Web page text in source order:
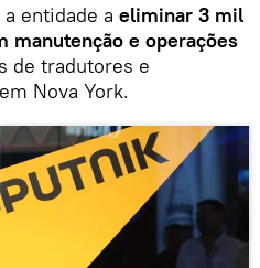
entidade a eliminar 3 mil
manutenção e operações
de tradutores e
Nova York.